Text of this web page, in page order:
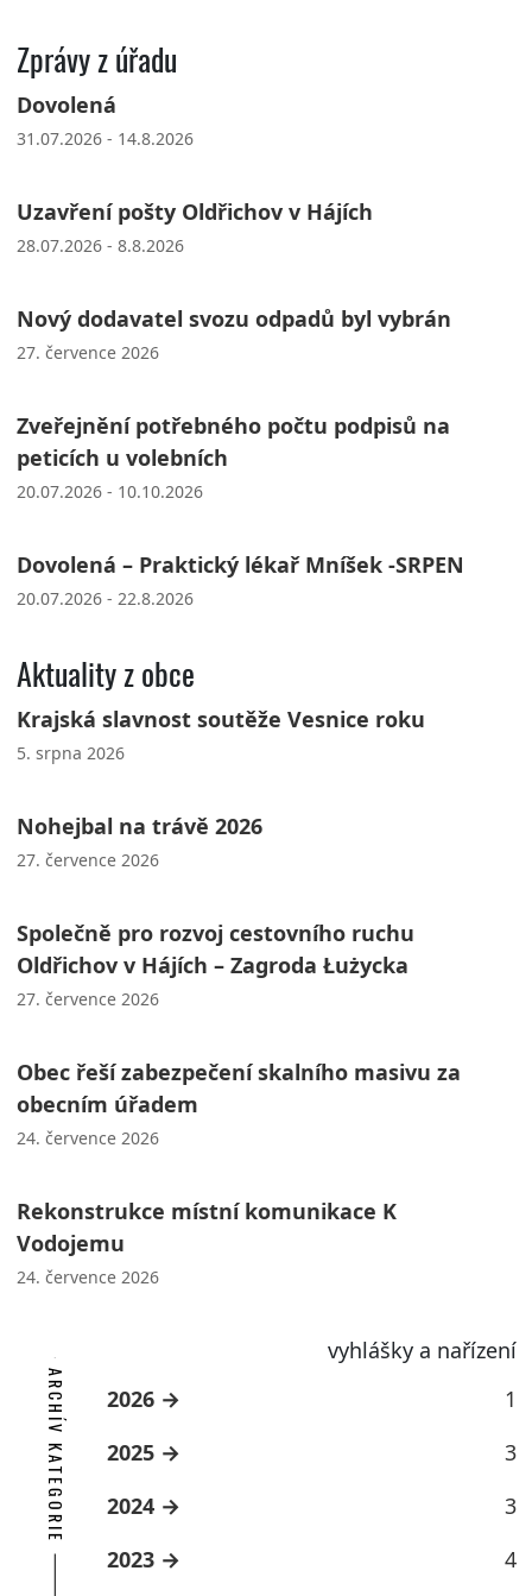
Zprávy z úřadu
Dovolená
31.07.2026 - 14.8.2026
Uzavření pošty Oldřichov v Hájích
28.07.2026 - 8.8.2026
Nový dodavatel svozu odpadů byl vybrán
27. července 2026
Zveřejnění potřebného počtu podpisů na
peticích u volebních
20.07.2026 - 10.10.2026
Dovolená – Praktický lékař Mníšek -SRPEN
20.07.2026 - 22.8.2026
Aktuality z obce
Krajská slavnost soutěže Vesnice roku
5. srpna 2026
Nohejbal na trávě 2026
27. července 2026
Společně pro rozvoj cestovního ruchu
Oldřichov v Hájích – Zagroda Łużycka
27. července 2026
Obec řeší zabezpečení skalního masivu za
obecním úřadem
24. července 2026
Rekonstrukce místní komunikace K
Vodojemu
24. července 2026
vyhlášky a nařízení
ARCHÍV KATEGORIE 2026
1
2025
3
2024
3
2023
4